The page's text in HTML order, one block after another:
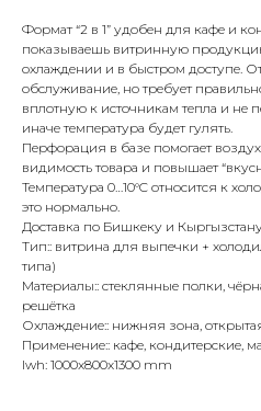
Формат “2 в 1” удобен для кафе и
показываешь витринную
охлаждении и в быстром доступе.
обслуживание, но требует
вплотную к источникам тепла и не
иначе температура будет гулять.
Перфорация в базе помогает
видимость товара и повышает
Температура 0…10°C относится к
это нормально.
Доставка по Бишкеку и
Тип:: витрина для выпечки +
типа)
Материалы:: стеклянные полки,
решётка
Охлаждение:: нижняя зона,
Применение:: кафе, кондитерские,
lwh: 1000x800x1300 mm